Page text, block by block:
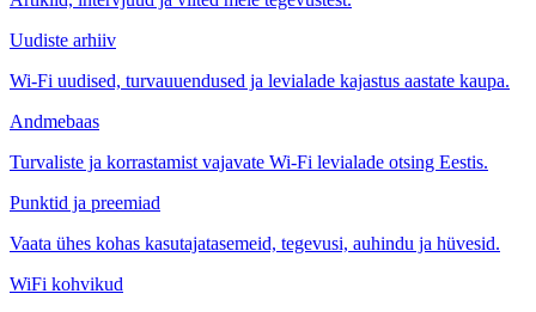
Uudiste arhiiv
Wi-Fi uudised, turvauuendused ja levialade kajastus aastate kaupa.
Andmebaas
Turvaliste ja korrastamist vajavate Wi-Fi levialade otsing Eestis.
Punktid ja preemiad
Vaata ühes kohas kasutajatasemeid, tegevusi, auhindu ja hüvesid.
WiFi kohvikud